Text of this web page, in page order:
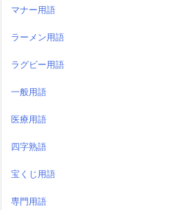
マナー用語
ラーメン用語
ラグビー用語
一般用語
医療用語
四字熟語
宝くじ用語
専門用語